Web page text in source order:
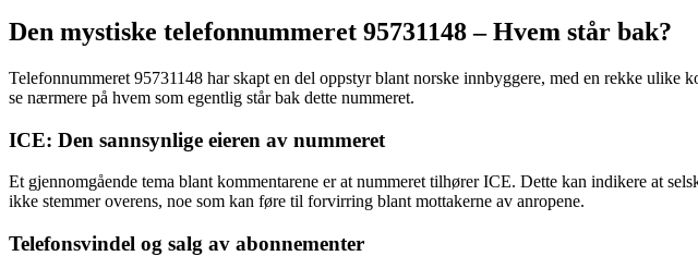
Den mystiske telefonnummeret 95731148 – Hvem står bak?
Telefonnummeret 95731148 har skapt en del oppstyr blant norske innbyggere, med en rekke
se nærmere på hvem som egentlig står bak dette nummeret.
ICE: Den sannsynlige eieren av nummeret
Et gjennomgående tema blant kommentarene er at nummeret tilhører ICE. Dette kan indikere at
ikke stemmer overens, noe som kan føre til forvirring blant mottakerne av anropene.
Telefonsvindel og salg av abonnementer